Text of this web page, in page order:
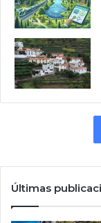
Últimas